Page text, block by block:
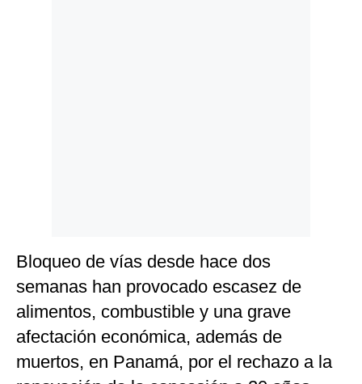
Bloqueo de vías desde hace dos
semanas han provocado escasez de
alimentos, combustible y una grave
afectación económica, además de
muertos, en Panamá, por el rechazo a la